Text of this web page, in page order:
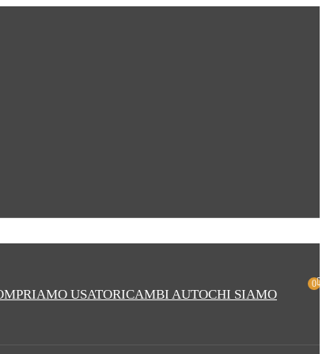
USATORICAMBI AUTOCHI SIAMO
0